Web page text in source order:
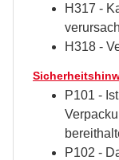
H317 -
H318 -
P101 -
P102 -